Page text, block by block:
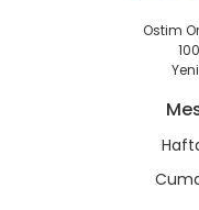
Ostim